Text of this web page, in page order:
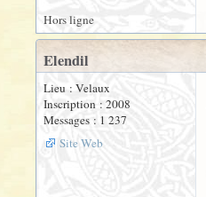
Hors ligne
Elendil
Lieu : Velaux
Inscription : 2008
Messages : 1 237
Site Web